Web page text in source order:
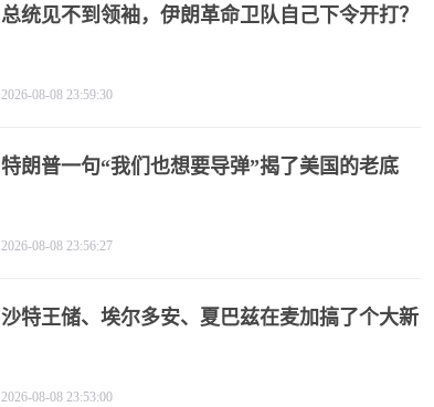
总统见不到领袖，伊朗革命卫队自己下令开打？
2026-08-08 23:59:30
特朗普一句“我们也想要导弹”揭了美国的老底
2026-08-08 23:56:27
沙特王储、埃尔多安、夏巴兹在麦加搞了个大新
2026-08-08 23:53:00